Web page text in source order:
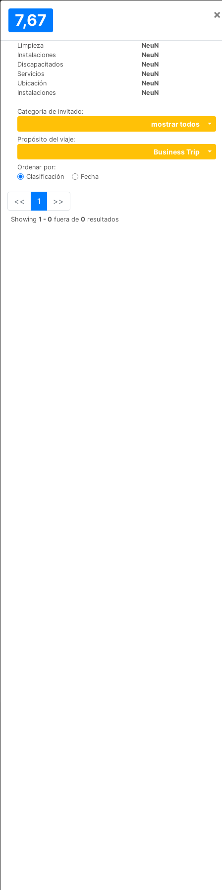
7,67 ×
Limpieza
NeuN
Instalaciones
NeuN
Discapacitados
NeuN
Servicios
NeuN
Ubicación
NeuN
Instalaciones
NeuN
Categoría de invitado:
mostrar todos
Propósito del viaje:
Business Trip
Ordenar por:
Clasificación
Fecha
<< 1 >>
Showing 1 - 0 fuera de 0 resultados
Mundo>Switzerland
Hotel Forni
+41 (0)91 869 12 70
Via Stazione, 6780